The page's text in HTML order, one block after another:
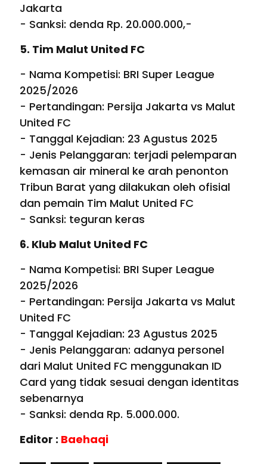
Jakarta
- Sanksi: denda Rp. 20.000.000,-
5. Tim Malut United FC
- Nama Kompetisi: BRI Super League
2025/2026
- Pertandingan: Persija Jakarta vs Malut
United FC
- Tanggal Kejadian: 23 Agustus 2025
- Jenis Pelanggaran: terjadi pelemparan
kemasan air mineral ke arah penonton
Tribun Barat yang dilakukan oleh ofisial
dan pemain Tim Malut United FC
- Sanksi: teguran keras
6. Klub Malut United FC
- Nama Kompetisi: BRI Super League
2025/2026
- Pertandingan: Persija Jakarta vs Malut
United FC
- Tanggal Kejadian: 23 Agustus 2025
- Jenis Pelanggaran: adanya personel
dari Malut United FC menggunakan ID
Card yang tidak sesuai dengan identitas
sebenarnya
- Sanksi: denda Rp. 5.000.000.
Editor : Baehaqi